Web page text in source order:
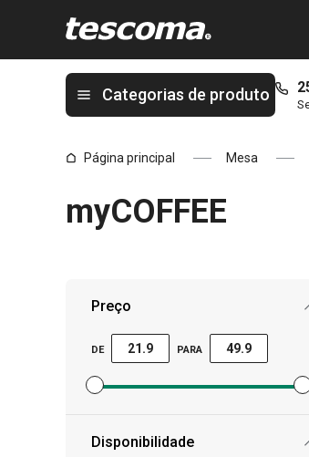
Categorias de produto
Página principal Mesa
myCOFFEE
Preço
DE PARA
Definir filtro de
Definir filtro de
Disponibilidade